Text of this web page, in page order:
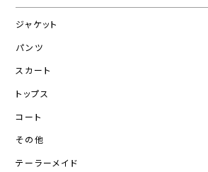
ジャケット
パンツ
スカート
トップス
コート
その他
テーラーメイド